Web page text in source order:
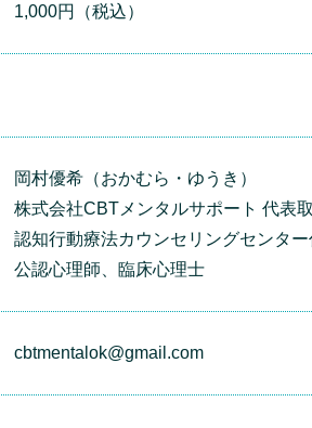
1,000円（税込）
岡村優希（おかむら・ゆうき）
株式会社CBTメンタルサポート 代表
認知行動療法カウンセリングセンター
公認心理師、臨床心理士
cbtmentalok@gmail.com